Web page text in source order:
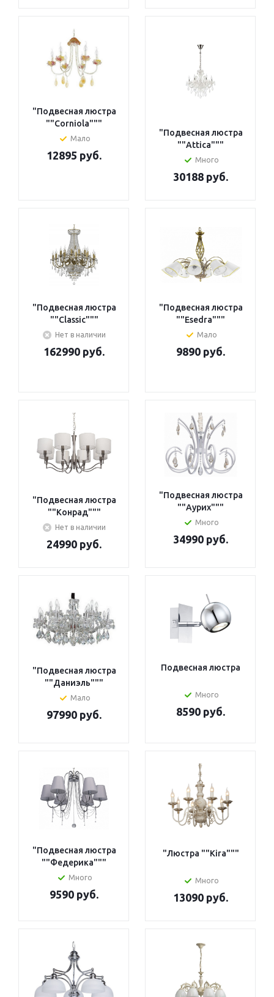
"Подвесная люстра
""Corniola"""
Мало
12895 руб.
"Подвесная люстра
""Attica"""
Много
30188 руб.
"Подвесная люстра
""Classic"""
Нет в наличии
162990 руб.
"Подвесная люстра
""Esedra"""
Мало
9890 руб.
"Подвесная люстра
""Конрад"""
Нет в наличии
24990 руб.
"Подвесная люстра
""Аурих"""
Много
34990 руб.
"Подвесная люстра
""Даниэль"""
Мало
97990 руб.
Подвесная люстра
Много
8590 руб.
"Подвесная люстра
""Федерика"""
Много
9590 руб.
"Люстра ""Kira"""
Много
13090 руб.